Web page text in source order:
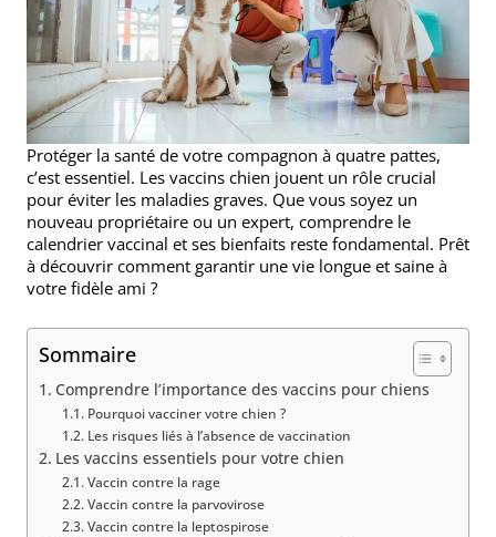
Protéger la santé de votre compagnon à quatre pattes,
c’est essentiel. Les vaccins chien jouent un rôle crucial
pour éviter les maladies graves. Que vous soyez un
nouveau propriétaire ou un expert, comprendre le
calendrier vaccinal et ses bienfaits reste fondamental. Prêt
à découvrir comment garantir une vie longue et saine à
votre fidèle ami ?
Sommaire
Comprendre l’importance des vaccins pour chiens
Pourquoi vacciner votre chien ?
Les risques liés à l’absence de vaccination
Les vaccins essentiels pour votre chien
Vaccin contre la rage
Vaccin contre la parvovirose
Vaccin contre la leptospirose